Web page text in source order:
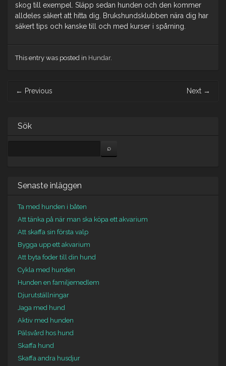
skog till exempel. Släpp sedan hunden och den kommer
alldeles säkert att hitta dig. Brukshundsklubben nära dig har
säkert tips och kanske till och med kurser i spårning.
This entry was posted in Hundar.
navigation
← Previous Next →
Sök
Senaste inläggen
Ta med hunden i båten
Att tänka på när man ska köpa ett akvarium
Att skaffa sin första valp
Bygga upp ett akvarium
Att byta foder till din hund
Cykla med hunden
Hunden en familjemedlem
Djurutställningar
Jaga med hund
Aktiv med hunden
Pälsvård hos hund
Skaffa hund
Skaffa andra husdjur